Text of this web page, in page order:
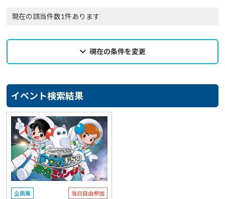
現在の該当件数1件あります
現在の条件を変更
カテゴリ
親子参加 選択なし
対象学年 どなたでも
予約 選択なし
参加費（入館料別途） 選択なし
イベント検索結果
企画展 当日自由参加